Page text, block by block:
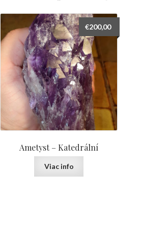
Ametyst – Katedrální
€200,00
Viac info